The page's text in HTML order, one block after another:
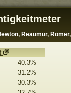
, Reaumur, Romer,
40.3%
31.2%
30.3%